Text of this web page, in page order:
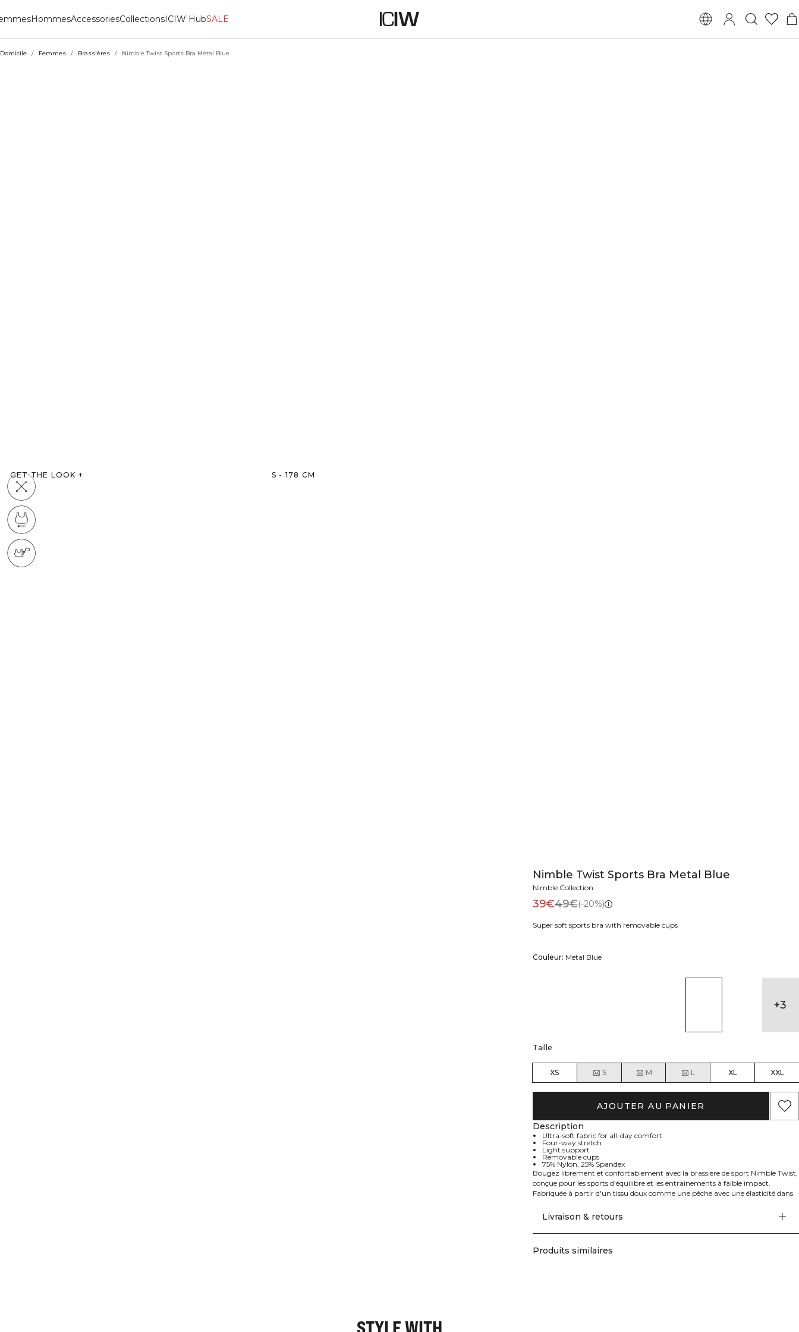
HommesAccessoriesCollectionsICIW HubSALE
Domicile / Femmes / Brassières / Nimble Twist Sports Bra Metal Blue
GET THE LOOK + S - 178 CM
Nimble Twist Sports Bra Metal Blue
Nimble Collection
39€49€(-20%)
Super soft sports bra with removable cups
Couleur: Metal Blue
+3
Taille
XS S M L XL XXL
AJOUTER AU PANIER
Description
Ultra-soft fabric for all-day comfort
Four-way stretch
Light support
Removable cups
75% Nylon, 25% Spandex
Bougez librement et confortablement avec la brassière de sport Nimble Twist,
conçue pour les sports d'équilibre et les entraînements à faible impact.
Fabriquée à partir d'un tissu doux comme une pêche avec une élasticité dans
amovibles permettent une couverture ajustable, ce qui en fait un
Livraison & retours
Produits similaires
STYLE WITH